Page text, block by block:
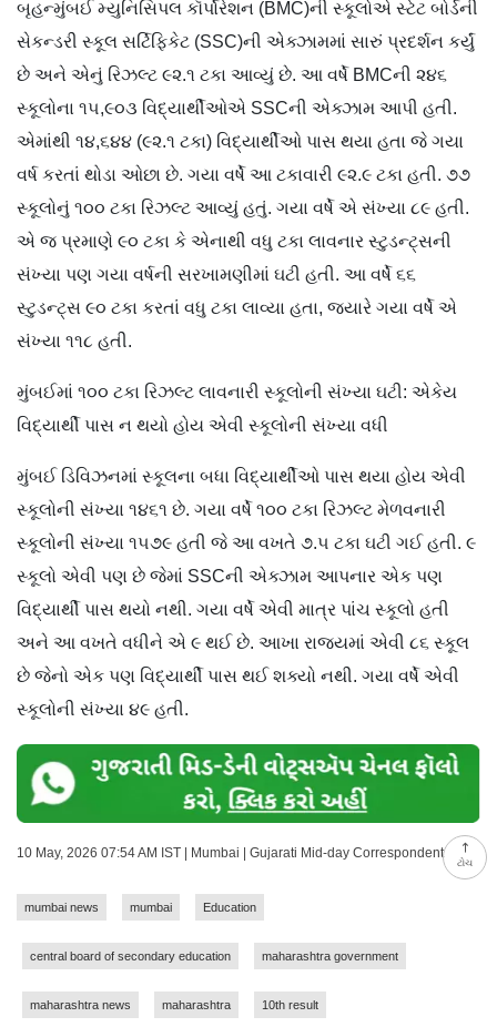
ટોચ
બૃહન્મુંબઈ મ્યુનિસિપલ કૉર્પોરેશન (BMC)ની સ્કૂલોએ સ્ટેટ બોર્ડની
સેકન્ડરી સ્કૂલ સર્ટિફિકેટ (SSC)ની એક્ઝામમાં સારું પ્રદર્શન કર્યું
છે અને એનું રિઝલ્ટ ૯૨.૧ ટકા આવ્યું છે. આ વર્ષે BMCની ૨૪૬
સ્કૂલોના ૧૫,૯૦૩ વિદ્યાર્થીઓએ SSCની એક્ઝામ આપી હતી.
એમાંથી ૧૪,૬૪૪ (૯૨.૧ ટકા) વિદ્યાર્થીઓ પાસ થયા હતા જે ગયા
વર્ષ કરતાં થોડા ઓછા છે. ગયા વર્ષે આ ટકાવારી ૯૨.૯ ટકા હતી. ૭૭
સ્કૂલોનું ૧૦૦ ટકા રિઝલ્ટ આવ્યું હતું. ગયા વર્ષે એ સંખ્યા ૮૯ હતી.
એ જ પ્રમાણે ૯૦ ટકા કે એનાથી વધુ ટકા લાવનાર સ્ટુડન્ટ્સની
સંખ્યા પણ ગયા વર્ષની સરખામણીમાં ઘટી હતી. આ વર્ષે ૬૬
સ્ટુડન્ટ્સ ૯૦ ટકા કરતાં વધુ ટકા લાવ્યા હતા, જ્યારે ગયા વર્ષે એ
સંખ્યા ૧૧૮ હતી.
મુંબઈમાં ૧૦૦ ટકા રિઝલ્ટ લાવનારી સ્કૂલોની સંખ્યા ઘટી: એકેય
વિદ્યાર્થી પાસ ન થયો હોય એવી સ્કૂલોની સંખ્યા વધી
મુંબઈ ડિવિઝનમાં સ્કૂલના બધા વિદ્યાર્થીઓ પાસ થયા હોય એવી
સ્કૂલોની સંખ્યા ૧૪૬૧ છે. ગયા વર્ષે ૧૦૦ ટકા રિઝલ્ટ મેળવનારી
સ્કૂલોની સંખ્યા ૧૫૭૯ હતી જે આ વખતે ૭.૫ ટકા ઘટી ગઈ હતી. ૯
સ્કૂલો એવી પણ છે જેમાં SSCની એક્ઝામ આપનાર એક પણ
વિદ્યાર્થી પાસ થયો નથી. ગયા વર્ષે એવી માત્ર પાંચ સ્કૂલો હતી
અને આ વખતે વધીને એ ૯ થઈ છે. આખા રાજ્યમાં એવી ૮૬ સ્કૂલ
છે જેનો એક પણ વિદ્યાર્થી પાસ થઈ શક્યો નથી. ગયા વર્ષે એવી
સ્કૂલોની સંખ્યા ૪૯ હતી.
10 May, 2026 07:54 AM IST | Mumbai | Gujarati Mid-day Correspondent
mumbai news mumbai Education
central board of secondary education maharashtra government
maharashtra news maharashtra 10th result